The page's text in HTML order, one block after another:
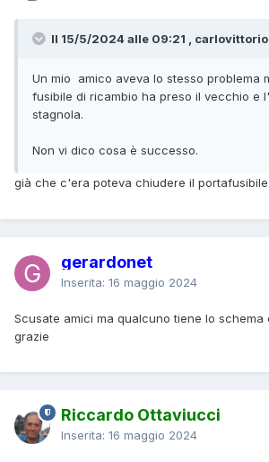
Il 15/5/2024 alle 09:21 ,
Un mio amico aveva lo stesso problema
fusibile di ricambio ha preso il vecchio e
stagnola.
Non vi dico cosa è successo.
già che c'era poteva chiudere il
gerardonet
Inserita: 16 maggio 2024
Scusate amici ma qualcuno tiene lo schema
grazie
Riccardo Ottaviucci
Inserita: 16 maggio 2024